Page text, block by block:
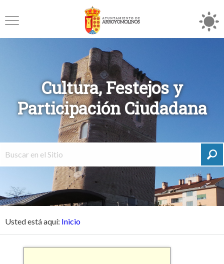
Cultura, Festejos y
Participación Ciudadana
Usted está aquí: Inicio